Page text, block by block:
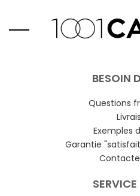
BESOIN
Questions
Exemples
Garantie